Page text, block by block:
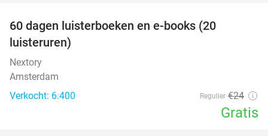
60 dagen luisterboeken en e-books (20
luisteruren)
Nextory
Amsterdam
Verkocht: 6.400
Regulier €24
Gratis